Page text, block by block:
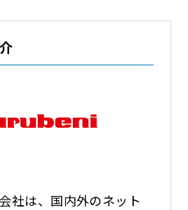
社は、国内外のネット